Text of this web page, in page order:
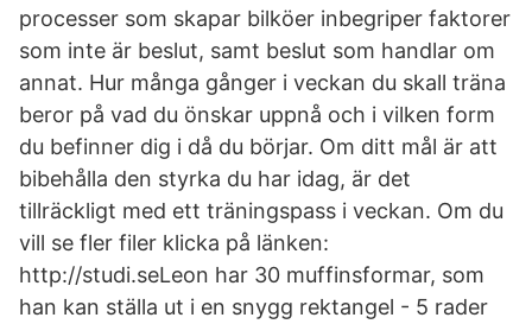
processer som skapar bilköer inbegriper faktorer
som inte är beslut, samt beslut som handlar om
annat. Hur många gånger i veckan du skall träna
beror på vad du önskar uppnå och i vilken form
du befinner dig i då du börjar. Om ditt mål är att
bibehålla den styrka du har idag, är det
tillräckligt med ett träningspass i veckan. Om du
vill se fler filer klicka på länken:
http://studi.seLeon har 30 muffinsformar, som
han kan ställa ut i en snygg rektangel - 5 rader